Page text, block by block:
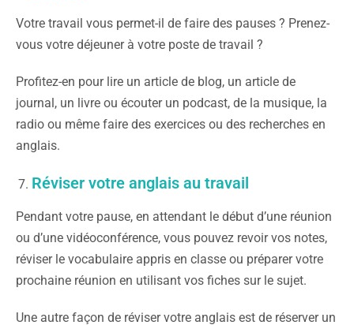
Votre travail vous permet-il de faire des pauses ? Prenez-
vous votre déjeuner à votre poste de travail ?
Profitez-en pour lire un article de blog, un article de
journal, un livre ou écouter un podcast, de la musique, la
radio ou même faire des exercices ou des recherches en
anglais.
Réviser votre anglais au travail
Pendant votre pause, en attendant le début d’une réunion
ou d’une vidéoconférence, vous pouvez revoir vos notes,
réviser le vocabulaire appris en classe ou préparer votre
prochaine réunion en utilisant vos fiches sur le sujet.
Une autre façon de réviser votre anglais est de réserver un